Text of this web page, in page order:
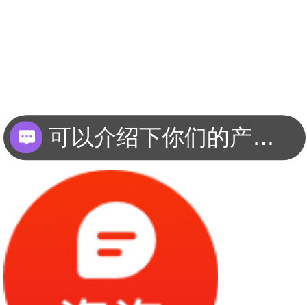
可以介绍下你们的产品么？